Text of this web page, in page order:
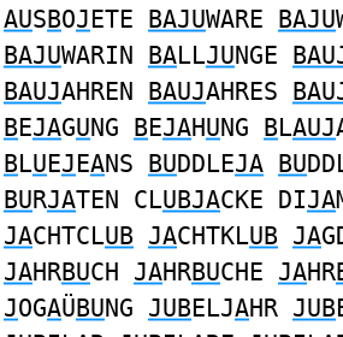
AUSBOJETE BAJUWARE BAJU
BAJUWARIN BALLJUNGE
BAUJAHREN BAUJAHRES
BEJAGUNG BEJAHUNG BLAUJ
BLUEJEANS BUDDLEJA BU
BURJATEN CLUBJACKE DIJA
JACHTCLUB JACHTKLUB JA
JAHRBUCH JAHRBUCHE JAHR
JOGAÜBUNG JUBELJAHR JUB